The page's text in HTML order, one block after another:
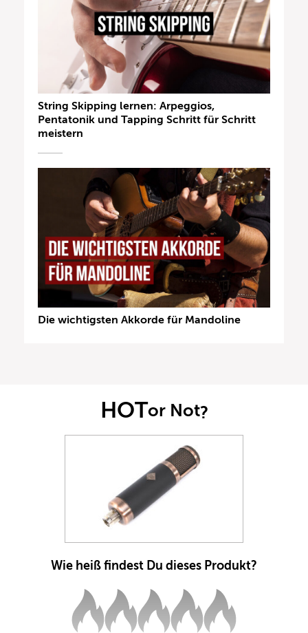
String Skipping lernen: Arpeggios,
Pentatonik und Tapping Schritt für Schritt
meistern
Die wichtigsten Akkorde für Mandoline
HOTor Not?
Wie heiß findest Du dieses Produkt?